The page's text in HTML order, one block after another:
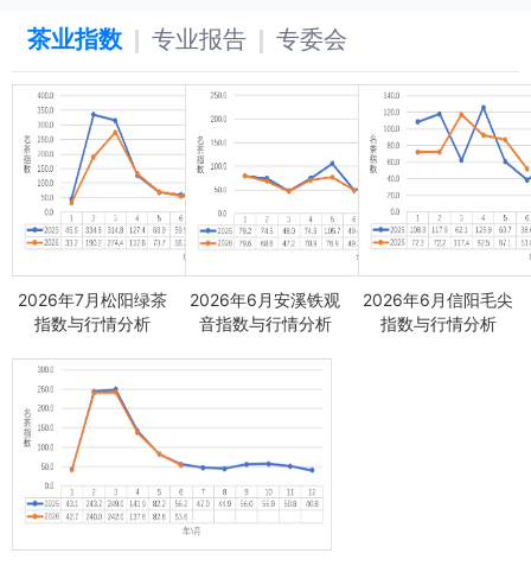
茶业指数 专业报告 专委会
2026年7月松阳绿茶
指数与行情分析
2026年6月安溪铁观
音指数与行情分析
2026年6月信阳毛尖
指数与行情分析